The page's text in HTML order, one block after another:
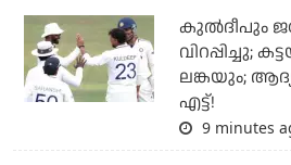
കുല്‍ദീപും
വിറപ്പിച്ചു;
ലങ്കയും;
എട്ട്!
9 minutes